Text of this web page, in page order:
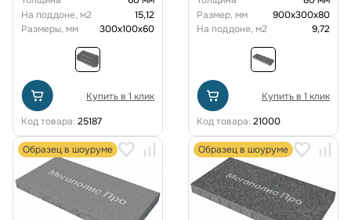
На поддоне, м2
15,12
Размеры, мм
300x100x60
Купить в 1 клик
Код товара: 25187
Размер, мм
900x300x80
На поддоне, м2
9,72
Купить в 1 клик
Код товара: 21000
Образец в шоуруме Образец в шоуруме